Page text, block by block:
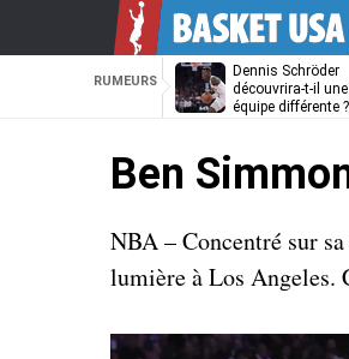
RUMEURS
Dennis Schröder
découvrira-t-il
équipe différente ?
Ben
NBA – Concentré sur
lumière à Los Angeles.